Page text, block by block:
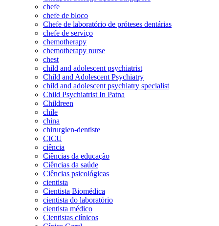
chefe
chefe de bloco
Chefe de laboratório de próteses dentárias
chefe de serviço
chemotherapy
chemotherapy nurse
chest
child and adolescent psychiatrist
Child and Adolescent Psychiatry
child and adolescent psychiatry specialist
Child Psychiatrist In Patna
Childreen
chile
china
chirurgien-dentiste
CICU
ciência
Ciências da educação
Ciências da saúde
Ciências psicológicas
cientista
Cientista Biomédica
cientista do laboratório
cientista médico
Cientistas clínicos